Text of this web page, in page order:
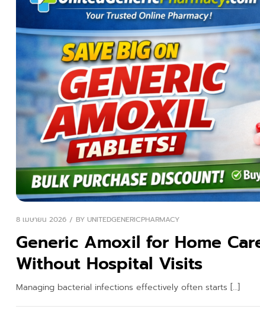
8 เมษายน 2026 BY UNITEDGENERICPHARMACY
Generic Amoxil for Home
Without Hospital Visits
Managing bacterial infections effectively often starts […]